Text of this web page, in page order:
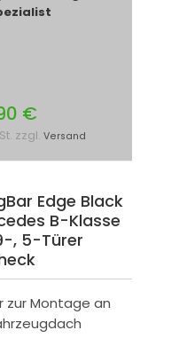
€
zzgl. Versand
Edge Black
B-Klasse
, 5-Türer
zur Montage an